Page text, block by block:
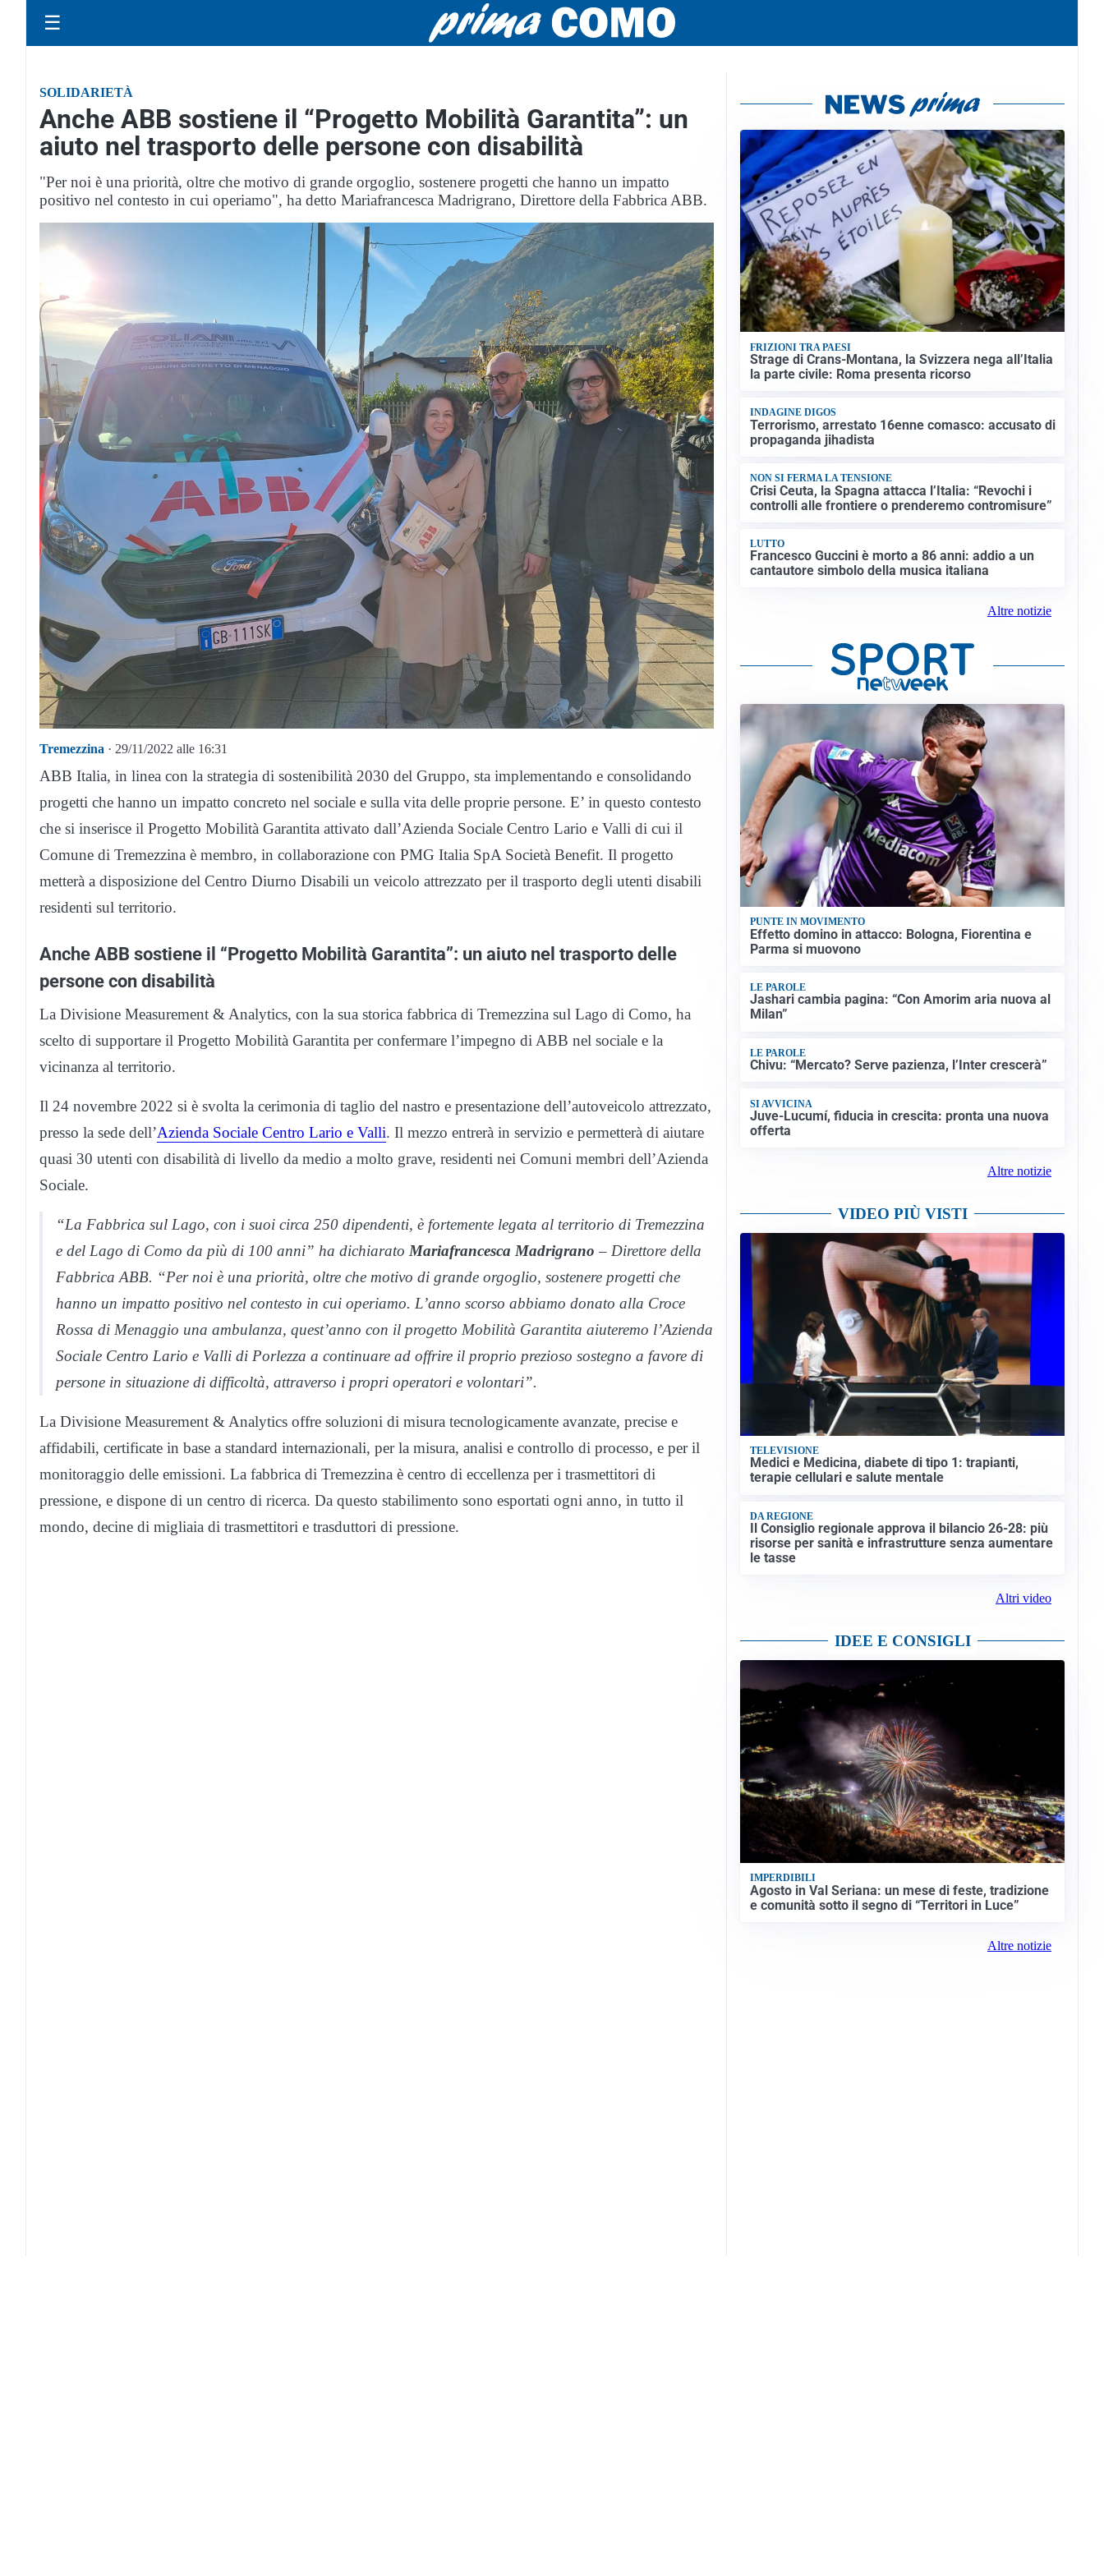
☰
SOLIDARIETÀ
Anche ABB sostiene il “Progetto Mobilità Garantita”: un
aiuto nel trasporto delle persone con disabilità
"Per noi è una priorità, oltre che motivo di grande orgoglio, sostenere progetti che hanno un impatto
positivo nel contesto in cui operiamo", ha detto Mariafrancesca Madrigrano, Direttore della Fabbrica ABB.
Tremezzina · 29/11/2022 alle 16:31
ABB Italia, in linea con la strategia di sostenibilità 2030 del Gruppo, sta implementando e consolidando
progetti che hanno un impatto concreto nel sociale e sulla vita delle proprie persone. E’ in questo contesto
che si inserisce il Progetto Mobilità Garantita attivato dall’Azienda Sociale Centro Lario e Valli di cui il
Comune di Tremezzina è membro, in collaborazione con PMG Italia SpA Società Benefit. Il progetto
metterà a disposizione del Centro Diurno Disabili un veicolo attrezzato per il trasporto degli utenti disabili
residenti sul territorio.
Anche ABB sostiene il “Progetto Mobilità Garantita”: un aiuto nel trasporto delle
persone con disabilità
La Divisione Measurement & Analytics, con la sua storica fabbrica di Tremezzina sul Lago di Como, ha
scelto di supportare il Progetto Mobilità Garantita per confermare l’impegno di ABB nel sociale e la
vicinanza al territorio.
Il 24 novembre 2022 si è svolta la cerimonia di taglio del nastro e presentazione dell’autoveicolo attrezzato,
presso la sede dell’Azienda Sociale Centro Lario e Valli. Il mezzo entrerà in servizio e permetterà di aiutare
quasi 30 utenti con disabilità di livello da medio a molto grave, residenti nei Comuni membri dell’Azienda
Sociale.
“La Fabbrica sul Lago, con i suoi circa 250 dipendenti, è fortemente legata al territorio di Tremezzina
e del Lago di Como da più di 100 anni” ha dichiarato Mariafrancesca Madrigrano – Direttore della
Fabbrica ABB. “Per noi è una priorità, oltre che motivo di grande orgoglio, sostenere progetti che
hanno un impatto positivo nel contesto in cui operiamo. L’anno scorso abbiamo donato alla Croce
Rossa di Menaggio una ambulanza, quest’anno con il progetto Mobilità Garantita aiuteremo l’Azienda
Sociale Centro Lario e Valli di Porlezza a continuare ad offrire il proprio prezioso sostegno a favore di
persone in situazione di difficoltà, attraverso i propri operatori e volontari”.
La Divisione Measurement & Analytics offre soluzioni di misura tecnologicamente avanzate, precise e
affidabili, certificate in base a standard internazionali, per la misura, analisi e controllo di processo, e per il
monitoraggio delle emissioni. La fabbrica di Tremezzina è centro di eccellenza per i trasmettitori di
pressione, e dispone di un centro di ricerca. Da questo stabilimento sono esportati ogni anno, in tutto il
mondo, decine di migliaia di trasmettitori e trasduttori di pressione.
FRIZIONI TRA PAESI
Strage di Crans-Montana, la Svizzera nega all’Italia
la parte civile: Roma presenta ricorso
INDAGINE DIGOS
Terrorismo, arrestato 16enne comasco: accusato di
propaganda jihadista
NON SI FERMA LA TENSIONE
Crisi Ceuta, la Spagna attacca l’Italia: “Revochi i
controlli alle frontiere o prenderemo contromisure”
LUTTO
Francesco Guccini è morto a 86 anni: addio a un
cantautore simbolo della musica italiana
Altre notizie
PUNTE IN MOVIMENTO
Effetto domino in attacco: Bologna, Fiorentina e
Parma si muovono
LE PAROLE
Jashari cambia pagina: “Con Amorim aria nuova al
Milan”
LE PAROLE
Chivu: “Mercato? Serve pazienza, l’Inter crescerà”
SI AVVICINA
Juve-Lucumí, fiducia in crescita: pronta una nuova
offerta
Altre notizie
VIDEO PIÙ VISTI
TELEVISIONE
Medici e Medicina, diabete di tipo 1: trapianti,
terapie cellulari e salute mentale
DA REGIONE
Il Consiglio regionale approva il bilancio 26-28: più
risorse per sanità e infrastrutture senza aumentare
le tasse
Altri video
IDEE E CONSIGLI
IMPERDIBILI
Agosto in Val Seriana: un mese di feste, tradizione
e comunità sotto il segno di “Territori in Luce”
Altre notizie